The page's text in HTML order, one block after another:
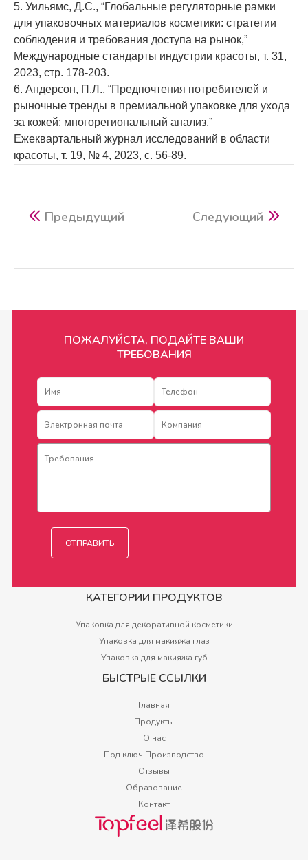
5. Уильямс, Д.С., “Глобальные регуляторные рамки
для упаковочных материалов косметики: стратегии
соблюдения и требования доступа на рынок,”
Международные стандарты индустрии красоты, т. 31,
2023, стр. 178-203.
6. Андерсон, П.Л., “Предпочтения потребителей и
рыночные тренды в премиальной упаковке для ухода
за кожей: многорегиональный анализ,”
Ежеквартальный журнал исследований в области
красоты, т. 19, № 4, 2023, с. 56-89.
Предыдущий Следующий
ПОЖАЛУЙСТА, ПОДАЙТЕ ВАШИ
ТРЕБОВАНИЯ
КАТЕГОРИИ ПРОДУКТОВ
Упаковка для декоративной косметики
Упаковка для макияжа глаз
Упаковка для макияжа губ
БЫСТРЫЕ ССЫЛКИ
Главная
Продукты
О нас
Под ключ Производство
Отзывы
Образование
Контакт